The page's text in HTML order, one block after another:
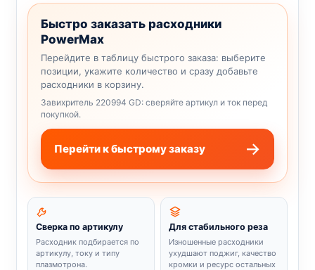
Быстро заказать расходники
PowerMax
Перейдите в таблицу быстрого заказа: выберите
позиции, укажите количество и сразу добавьте
расходники в корзину.
Завихритель 220994 GD: сверяйте артикул и ток перед
покупкой.
Перейти к быстрому заказу
Сверка по артикулу
Расходник подбирается по
артикулу, току и типу
плазмотрона.
Для стабильного реза
Изношенные расходники
ухудшают поджиг, качество
кромки и ресурс остальных